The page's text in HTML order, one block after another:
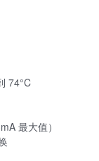
74°C
最大值）